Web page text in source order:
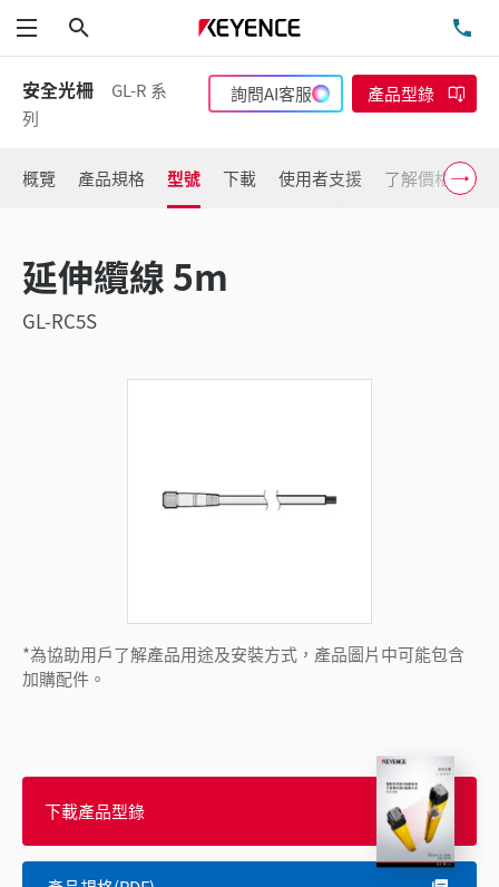
功能表
安全光柵
GL-R 系
列
詢問AI客服 產品型錄
概覽 產品規格 型號 下載 使用者支援 了解價格
延伸纜線 5m
GL-RC5S
*為協助用戶了解產品用途及安裝方式，產品圖片中可能包含
加購配件。
下載產品型錄